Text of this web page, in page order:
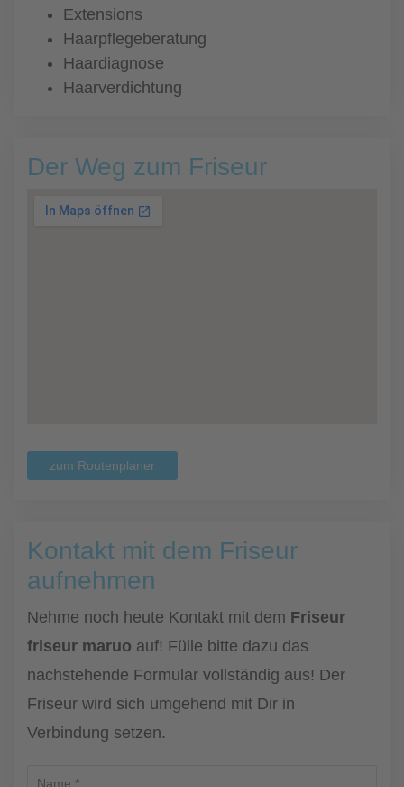
Extensions
Haarpflegeberatung
Haardiagnose
Haarverdichtung
Der Weg zum Friseur
zum Routenplaner
Kontakt mit dem Friseur
aufnehmen
Nehme noch heute Kontakt mit dem Friseur
friseur maruo auf! Fülle bitte dazu das
nachstehende Formular vollständig aus! Der
Friseur wird sich umgehend mit Dir in
Verbindung setzen.